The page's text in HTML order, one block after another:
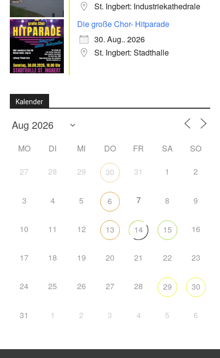
St. Ingbert: Industriekathedrale
Die große Chor- Hitparade
30. Aug.. 2026
St. Ingbert: Stadthalle
Kalender
MO DI MI DO FR SA SO
27 28 29 30 31 1 2
3 4 5 6 7 8 9
10 11 12 13 14 15 16
17 18 19 20 21 22 23
24 25 26 27 28 29 30
31 1 2 3 4 5 6